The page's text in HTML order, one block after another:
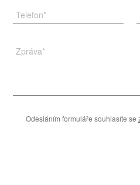
Telefon*
Zpráva*
Odesláním formuláře souhlasíte se